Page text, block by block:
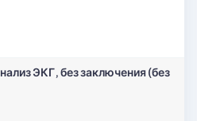
ЭКГ, без заключения (без